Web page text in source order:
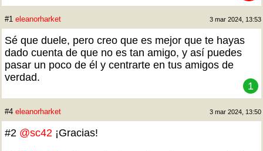
#1 eleanorharket 3 mar 2024, 13:53
Sé que duele, pero creo que es mejor que te hayas
dado cuenta de que no es tan amigo, y así puedes
pasar un poco de él y centrarte en tus amigos de
verdad.
1
#4 eleanorharket 3 mar 2024, 13:50
#2 @sc42 ¡Gracias!